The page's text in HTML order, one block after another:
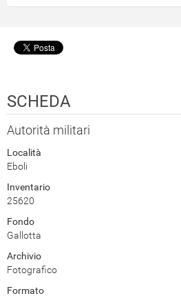
SCHEDA
Autorità militari
Località
Eboli
Inventario
25620
Fondo
Gallotta
Archivio
Fotografico
Formato